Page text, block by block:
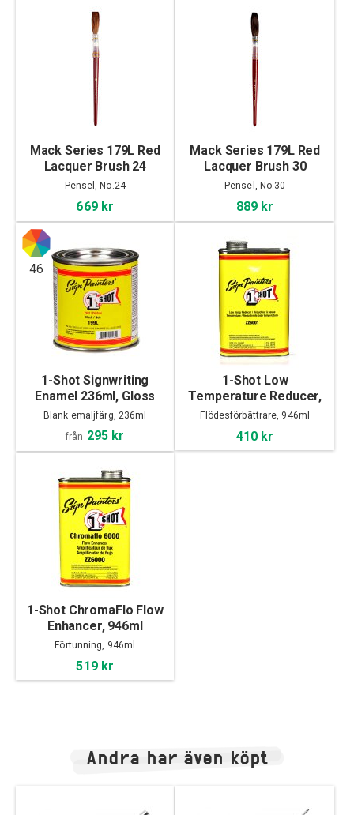
Mack Series 179L Red
Lacquer Brush 24
Pensel, No.24
669 kr
Mack Series 179L Red
Lacquer Brush 30
Pensel, No.30
889 kr
46
1-Shot Signwriting
Enamel 236ml, Gloss
Blank emaljfärg, 236ml
från 295 kr
1-Shot Low
Temperature Reducer,
946ml
Flödesförbättrare, 946ml
410 kr
1-Shot ChromaFlo Flow
Enhancer, 946ml
Förtunning, 946ml
519 kr
Andra har även köpt